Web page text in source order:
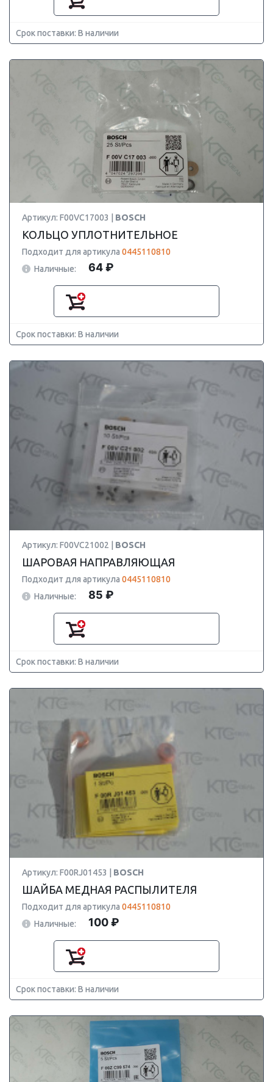
Срок поставки: В наличии
Артикул: F00VC17003 | BOSCH
КОЛЬЦО УПЛОТНИТЕЛЬНОЕ
Подходит для артикула 0445110810
Наличные:
64 ₽
Срок поставки: В наличии
Артикул: F00VC21002 | BOSCH
ШАРОВАЯ НАПРАВЛЯЮЩАЯ
Подходит для артикула 0445110810
Наличные:
85 ₽
Срок поставки: В наличии
Артикул: F00RJ01453 | BOSCH
ШАЙБА МЕДНАЯ РАСПЫЛИТЕЛЯ
Подходит для артикула 0445110810
Наличные:
100 ₽
Срок поставки: В наличии